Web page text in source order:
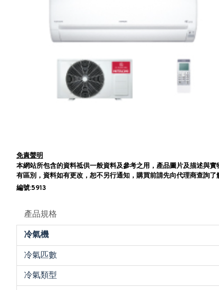
免責聲明
本網站所包含的資料祗供一般資料及參考之用，產品圖片及描述與實
有區別，資料如有更改，恕不另行通知，購買前請先向代理商查詢了
編號:5913
產品規格
冷氣機
冷氣匹數
冷氣類型